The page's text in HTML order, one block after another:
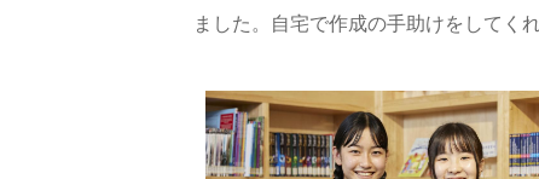
ました。自宅で作成の手助けをしてく